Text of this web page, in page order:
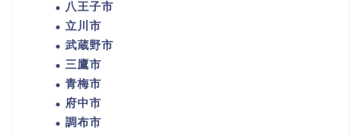
八王子市
立川市
武蔵野市
三鷹市
青梅市
府中市
調布市